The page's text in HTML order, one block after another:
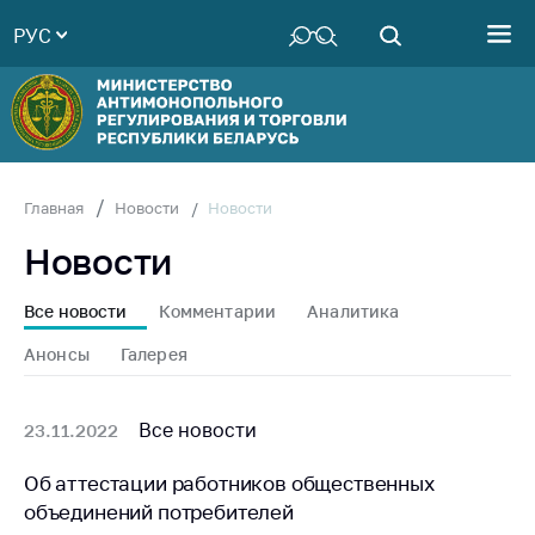
Руководство
Структура
Министерства
Территориальные
Законодательство
Антикоррупционная
деятельность
совет
Соискателям
Награждения
РУС
Главная Новости Новости
Новости
Все новости Комментарии Аналитика
Анонсы Галерея
23.11.2022 Все новости
Об аттестации работников общественных
объединений потребителей